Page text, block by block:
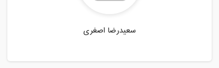
سعیدرضا اصغری